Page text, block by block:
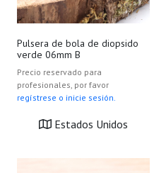
Pulsera de bola de diopsido
verde 06mm B
Precio reservado para
profesionales, por favor
regístrese o inicie sesión.
Estados Unidos